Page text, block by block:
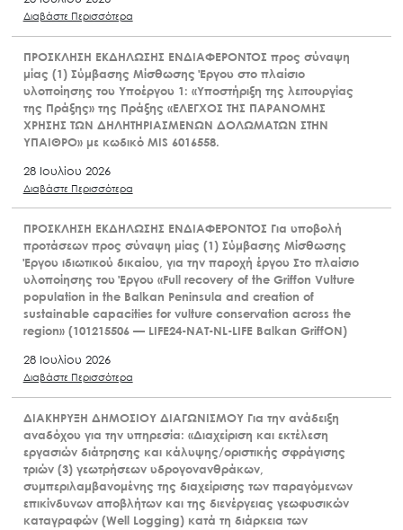
Διαβάστε Περισσότερα
ΠΡΟΣΚΛΗΣΗ ΕΚΔΗΛΩΣΗΣ ΕΝΔΙΑΦΕΡΟΝΤΟΣ προς σύναψη
μίας (1) Σύμβασης Μίσθωσης Έργου στο πλαίσιο
υλοποίησης του Υποέργου 1: «Υποστήριξη της λειτουργίας
της Πράξης» της Πράξης «ΕΛΕΓΧΟΣ ΤΗΣ ΠΑΡΑΝΟΜΗΣ
ΧΡΗΣΗΣ ΤΩΝ ΔΗΛΗΤΗΡΙΑΣΜΕΝΩΝ ΔΟΛΩΜΑΤΩΝ ΣΤΗΝ
ΥΠΑΙΘΡΟ» με κωδικό MIS 6016558.
28 Ιουλίου 2026
Διαβάστε Περισσότερα
ΠΡΟΣΚΛΗΣΗ ΕΚΔΗΛΩΣΗΣ ΕΝΔΙΑΦΕΡΟΝΤΟΣ Για υποβολή
προτάσεων προς σύναψη μίας (1) Σύμβασης Μίσθωσης
Έργου ιδιωτικού δικαίου, για την παροχή έργου Στο πλαίσιο
υλοποίησης του Έργου «Full recovery of the Griffon Vulture
population in the Balkan Peninsula and creation of
sustainable capacities for vulture conservation across the
region» (101215506 — LIFE24-NAT-NL-LIFE Balkan GriffON)
28 Ιουλίου 2026
Διαβάστε Περισσότερα
ΔΙΑΚΗΡΥΞΗ ΔΗΜΟΣΙΟΥ ΔΙΑΓΩΝΙΣΜΟΥ Για την ανάδειξη
αναδόχου για την υπηρεσία: «Διαχείριση και εκτέλεση
εργασιών διάτρησης και κάλυψης/οριστικής σφράγισης
τριών (3) γεωτρήσεων υδρογονανθράκων,
συμπεριλαμβανομένης της διαχείρισης των παραγόμενων
επικίνδυνων αποβλήτων και της διενέργειας γεωφυσικών
καταγραφών (Well Logging) κατά τη διάρκεια των